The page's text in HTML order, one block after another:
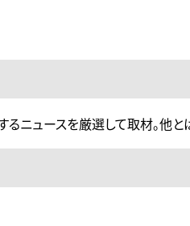
ニュースを厳選して取材。他と